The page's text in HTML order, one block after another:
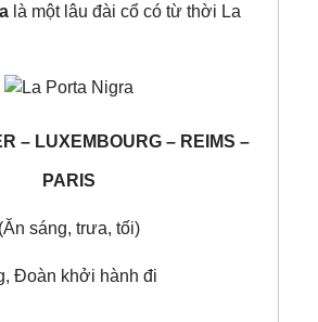
là một lâu đài cổ có từ thời La
– LUXEMBOURG – REIMS –
PARIS
(Ăn sáng, trưa, tối)
Đoàn khởi hành đi